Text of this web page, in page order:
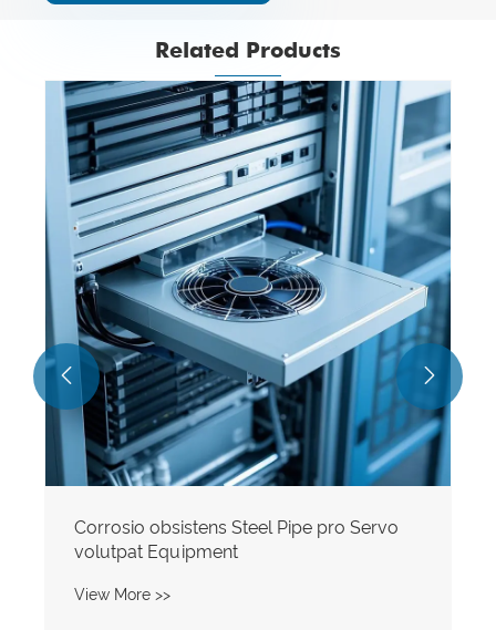
Related Products
Corrosio obsistens Steel Pipe pro Servo
volutpat Equipment
View More >>
 